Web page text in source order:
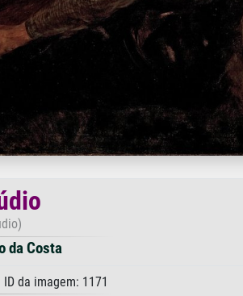
da Costa
da imagem: 1171